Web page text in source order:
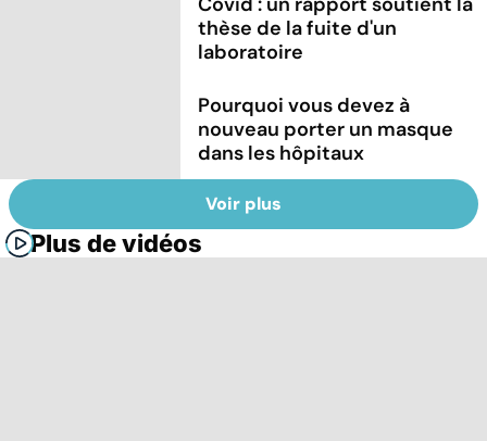
thèse de la fuite d'un
laboratoire
Pourquoi vous devez à
nouveau porter un masque
dans les hôpitaux
Voir plus
Plus de vidéos